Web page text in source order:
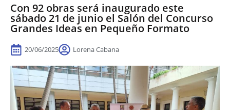
Con 92 obras será inaugurado este
sábado 21 de junio el Salón del Concurso
Grandes Ideas en Pequeño Formato
20/06/2025 Lorena Cabana